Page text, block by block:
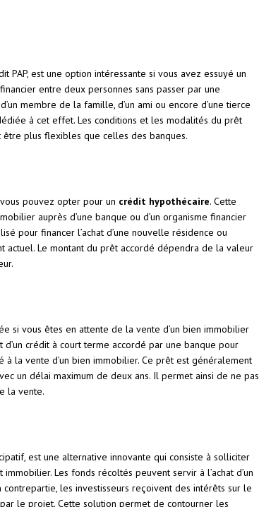
PAP, est une option intéressante si vous avez essuyé un
entre deux personnes sans passer par une
membre de la famille, d’un ami ou encore d’une tierce
à cet effet. Les conditions et les modalités du prêt
plus flexibles que celles des banques.
pouvez opter pour un crédit hypothécaire. Cette
auprès d’une banque ou d’un organisme financier
pour financer l’achat d’une nouvelle résidence ou
Le montant du prêt accordé dépendra de la valeur
si vous êtes en attente de la vente d’un bien immobilier
d’un crédit à court terme accordé par une banque pour
la vente d’un bien immobilier. Ce prêt est généralement
un délai maximum de deux ans. Il permet ainsi de ne pas
la vente.
est une alternative innovante qui consiste à solliciter
Les fonds récoltés peuvent servir à l’achat d’un
contrepartie, les investisseurs reçoivent des intérêts sur le
le projet. Cette solution permet de contourner les